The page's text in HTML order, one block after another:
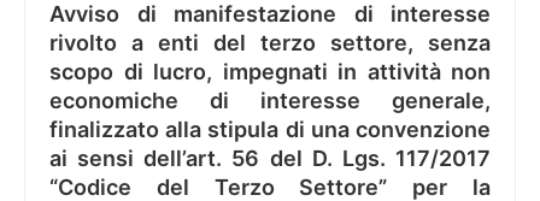
Avviso di manifestazione di interesse
rivolto a enti del terzo settore, senza
scopo di lucro, impegnati in attività non
economiche di interesse generale,
finalizzato alla stipula di una convenzione
ai sensi dell’art. 56 del D. Lgs. 117/2017
“Codice del Terzo Settore” per la